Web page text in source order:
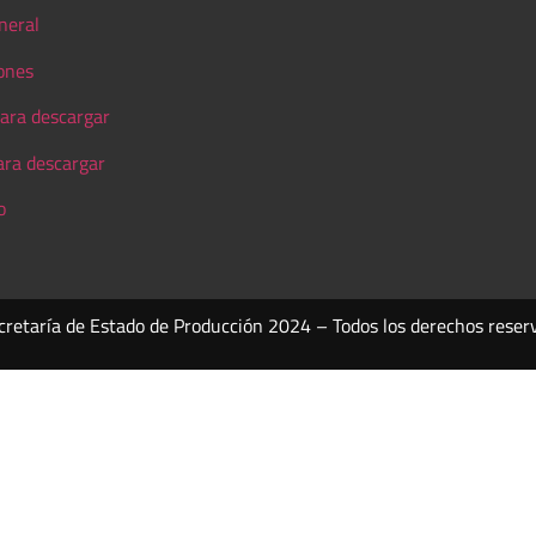
descargar
descargar
de Estado de Producción 2024 – Todos los derechos